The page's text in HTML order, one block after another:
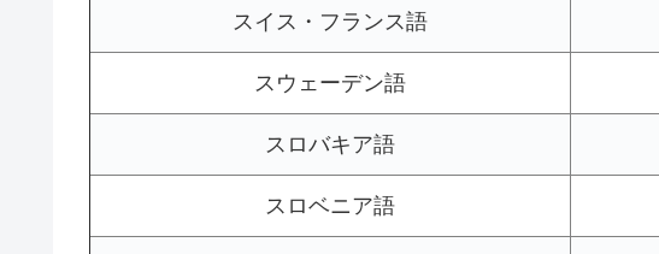
スイス・フランス語
スウェーデン語
スロバキア語
スロベニア語